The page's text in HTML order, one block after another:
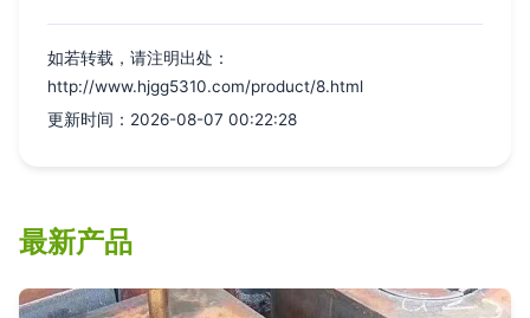
如若转载，请注明出处：
http://www.hjgg5310.com/product/8.html
更新时间：2026-08-07 00:22:28
最新产品